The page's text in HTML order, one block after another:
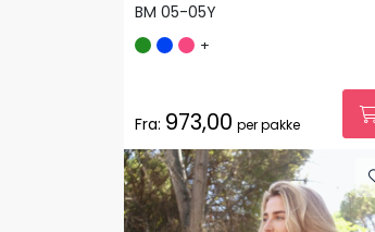
BM 05-05Y
+
Fra: 973,00 per pakke